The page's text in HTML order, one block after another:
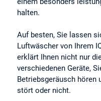
halten.
Auf besten, Sie lassen
Luftwäscher von Ihrem
erklärt Ihnen nicht nur
verschiedenen Geräte,
Betriebsgeräusch hören
stört oder nicht.